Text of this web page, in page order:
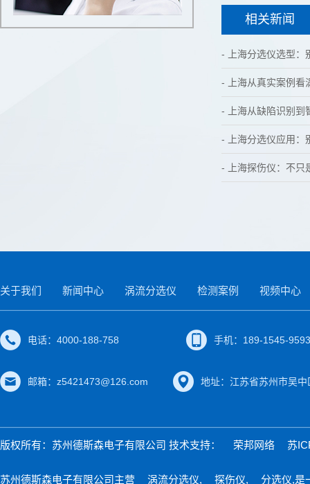
相关新闻
- 上海分选仪选型：
- 上海从真实案例看
- 上海从缺陷识别到
- 上海分选仪应用：
- 上海探伤仪：不只
关于我们 新闻中心 涡流分选仪 检测案例 视频中心
电话：4000-188-758 手机：189-1545-9593
邮箱：z5421473@126.com 地址：江苏省苏州市吴
版权所有：苏州德斯森电子有限公司 技术支持： 荣邦网络 苏
苏州德斯森电子有限公司主营 涡流分选仪, 探伤仪, 分选仪,是